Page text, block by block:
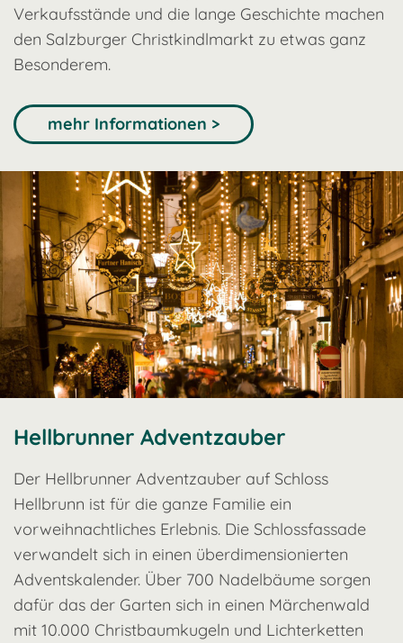
Verkaufsstände und die lange Geschichte machen
den Salzburger Christkindlmarkt zu etwas ganz
Besonderem.
mehr Informationen >
Hellbrunner Adventzauber
Der Hellbrunner Adventzauber auf Schloss
Hellbrunn ist für die ganze Familie ein
vorweihnachtliches Erlebnis. Die Schlossfassade
verwandelt sich in einen überdimensionierten
Adventskalender. Über 700 Nadelbäume sorgen
dafür das der Garten sich in einen Märchenwald
mit 10.000 Christbaumkugeln und Lichterketten